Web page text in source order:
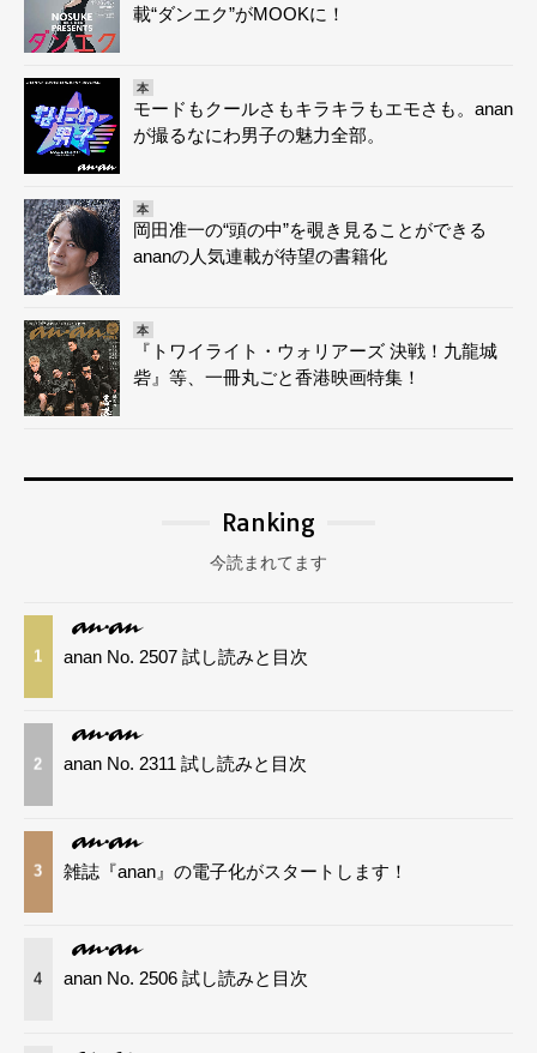
載“ダンエク”がMOOKに！
本
モードもクールさもキラキラもエモさも。anan
が撮るなにわ男子の魅力全部。
本
岡田准一の“頭の中”を覗き見ることができる
ananの人気連載が待望の書籍化
本
『トワイライト・ウォリアーズ 決戦！九龍城
砦』等、一冊丸ごと香港映画特集！
Ranking
今読まれてます
1 anan No. 2507 試し読みと目次
2 anan No. 2311 試し読みと目次
3 雑誌『anan』の電子化がスタートします！
4 anan No. 2506 試し読みと目次